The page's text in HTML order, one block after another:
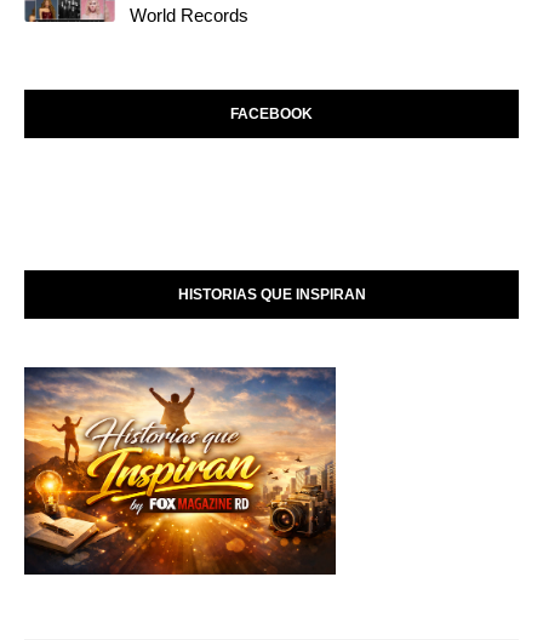
World Records
FACEBOOK
HISTORIAS QUE INSPIRAN